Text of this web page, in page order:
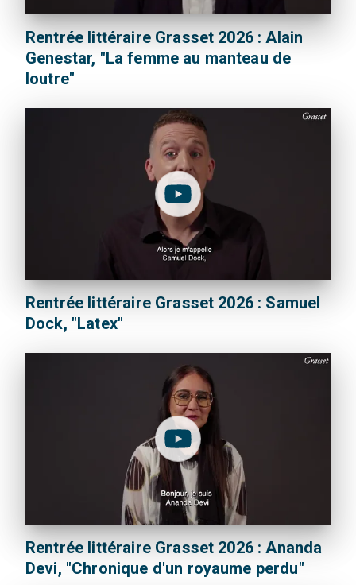
Rentrée littéraire Grasset 2026 : Alain
Genestar, "La femme au manteau de
loutre"
Rentrée littéraire Grasset 2026 : Samuel
Dock, "Latex"
Rentrée littéraire Grasset 2026 : Ananda
Devi, "Chronique d'un royaume perdu"